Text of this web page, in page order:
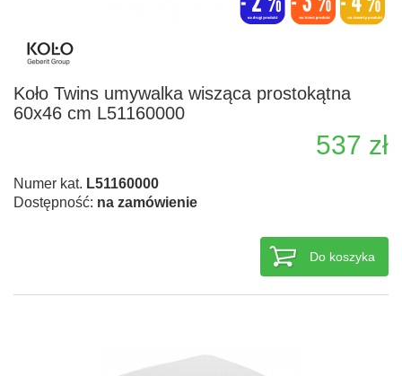
Koło Twins umywalka wisząca prostokątna
60x46 cm L51160000
537 zł
Numer kat. L51160000
Dostępność: na zamówienie
Do koszyka